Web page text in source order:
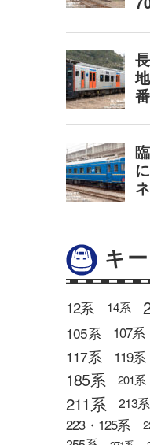
キ
12系 14系
105系 107系
117系 119系
185系 201系
211系 213系
223・125系